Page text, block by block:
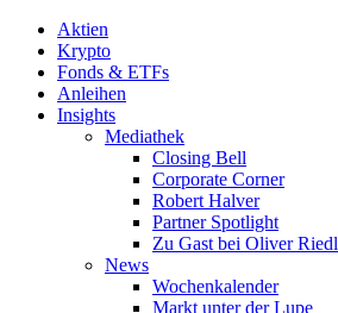
Aktien
Krypto
Fonds & ETFs
Anleihen
Insights
Mediathek
Closing Bell
Corporate Corner
Robert Halver
Partner Spotlight
Zu Gast bei Oliver Riedl
News
Wochenkalender
Markt unter der Lupe